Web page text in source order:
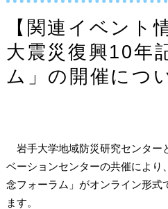
【関連イベント
大震災復興10年
ム」の開催につ
岩手大学地域防災研究センター
ベーションセンターの共催により
念フォーラム」がオンライン形式
ます。